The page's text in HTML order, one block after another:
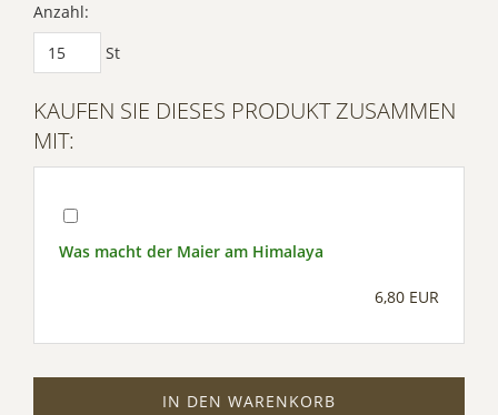
Anzahl:
St
KAUFEN SIE DIESES PRODUKT ZUSAMMEN
MIT:
Was macht der Maier am Himalaya
6,80 EUR
IN DEN WARENKORB